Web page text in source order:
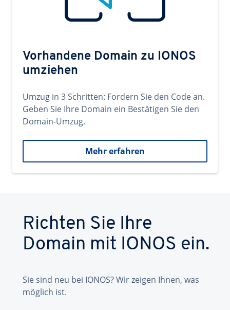
Vorhandene Domain zu IONOS
umziehen
Umzug in 3 Schritten: Fordern Sie den Code an.
Geben Sie Ihre Domain ein Bestätigen Sie den
Domain-Umzug.
Mehr erfahren
Richten Sie Ihre
Domain mit IONOS ein.
Sie sind neu bei IONOS? Wir zeigen Ihnen, was
möglich ist.